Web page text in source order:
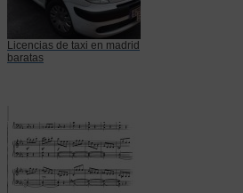
Licencias de taxi en madrid
baratas